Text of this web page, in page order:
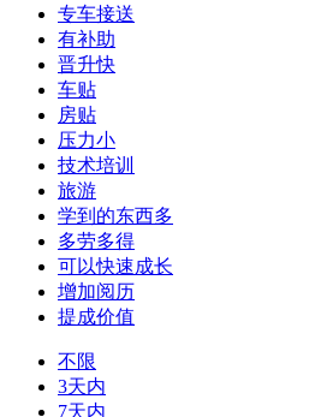
专车接送
有补助
晋升快
车贴
房贴
压力小
技术培训
旅游
学到的东西多
多劳多得
可以快速成长
增加阅历
提成价值
不限
3天内
7天内